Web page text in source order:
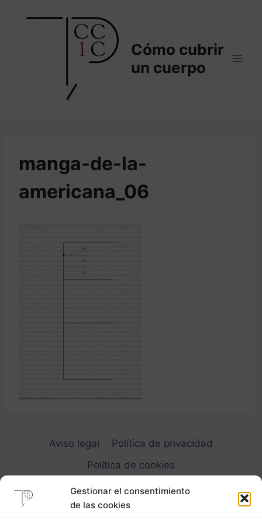
Gestionar el consentimiento
de las cookies
Cómo cubrir
un cuerpo
manga-de-la-
americana_06
Aviso legal
Política de privacidad
Política de cookies